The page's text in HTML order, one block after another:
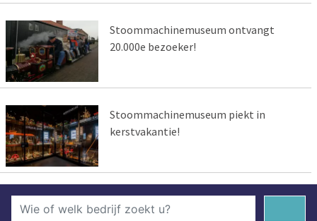
Stoommachinemuseum ontvangt
20.000e bezoeker!
Stoommachinemuseum piekt in
kerstvakantie!